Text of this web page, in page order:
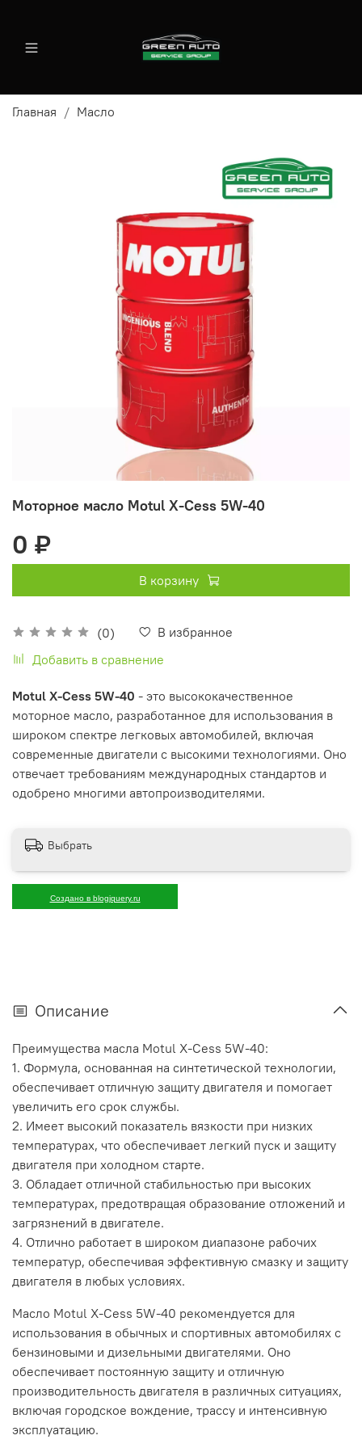
Главная Масло
Моторное масло Motul X-Cess 5W-40
(0)
В избранное
Добавить в сравнение
0 ₽
В корзину
Motul X-Cess 5W-40 - это высококачественное
моторное масло, разработанное для использования в
широком спектре легковых автомобилей, включая
современные двигатели с высокими технологиями. Оно
отвечает требованиям международных стандартов и
одобрено многими автопроизводителями.
Выбрать
Создано в blogjquery.ru
Описание
Преимущества масла Motul X-Cess 5W-40:
1. Формула, основанная на синтетической технологии,
обеспечивает отличную защиту двигателя и помогает
увеличить его срок службы.
2. Имеет высокий показатель вязкости при низких
температурах, что обеспечивает легкий пуск и защиту
двигателя при холодном старте.
3. Обладает отличной стабильностью при высоких
температурах, предотвращая образование отложений и
загрязнений в двигателе.
4. Отлично работает в широком диапазоне рабочих
температур, обеспечивая эффективную смазку и защиту
двигателя в любых условиях.
Масло Motul X-Cess 5W-40 рекомендуется для
использования в обычных и спортивных автомобилях с
бензиновыми и дизельными двигателями. Оно
обеспечивает постоянную защиту и отличную
производительность двигателя в различных ситуациях,
включая городское вождение, трассу и интенсивную
эксплуатацию.